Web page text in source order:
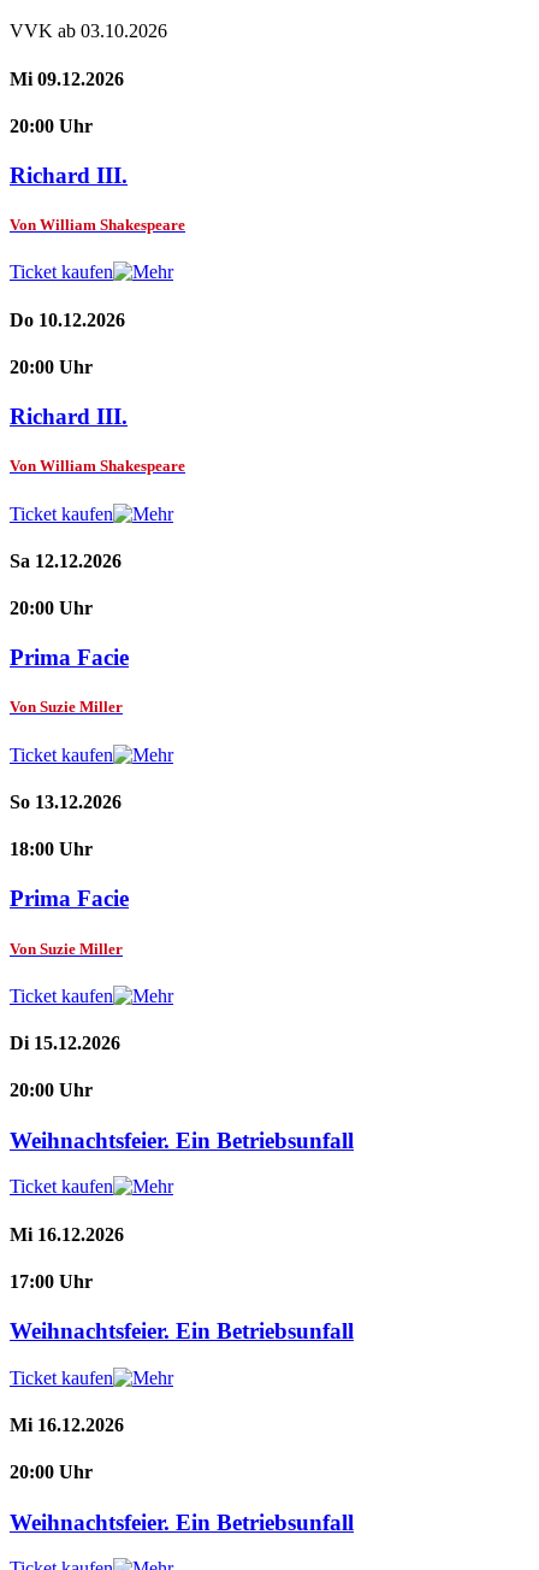
VVK ab 03.10.2026
Mi 09.12.2026
20:00 Uhr
Richard III.
Von William Shakespeare
Ticket kaufen
Do 10.12.2026
20:00 Uhr
Richard III.
Von William Shakespeare
Ticket kaufen
Sa 12.12.2026
20:00 Uhr
Prima Facie
Von Suzie Miller
Ticket kaufen
So 13.12.2026
18:00 Uhr
Prima Facie
Von Suzie Miller
Ticket kaufen
Di 15.12.2026
20:00 Uhr
Weihnachtsfeier. Ein Betriebsunfall
Ticket kaufen
Mi 16.12.2026
17:00 Uhr
Weihnachtsfeier. Ein Betriebsunfall
Ticket kaufen
Mi 16.12.2026
20:00 Uhr
Weihnachtsfeier. Ein Betriebsunfall